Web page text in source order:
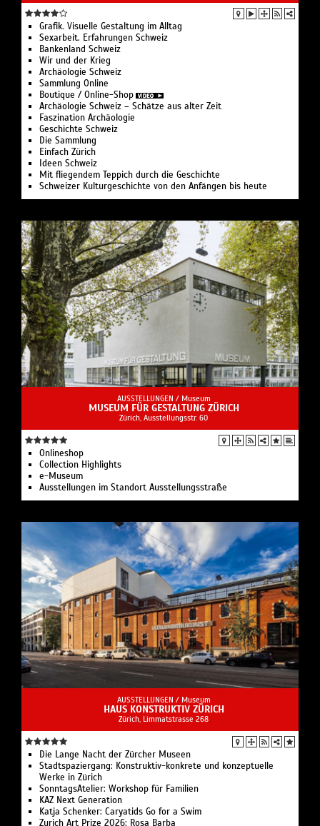
Grafik. Visuelle Gestaltung im Alltag
Sexarbeit. Erfahrungen Schweiz
Bankenland Schweiz
Wir und der Krieg
Archäologie Schweiz
Sammlung Online
Boutique / Online-Shop
Archäologie Schweiz – Schätze aus alter Zeit
Faszination Archäologie
Geschichte Schweiz
Die Sammlung
Einfach Zürich
Ideen Schweiz
Mit fliegendem Teppich durch die Geschichte
Schweizer Kulturgeschichte von den Anfängen bis heute
AUSSTELLUNGEN / Museum
MUSEUM FÜR GESTALTUNG ZÜRICH
Zürich, Ausstellungsstr. 60
Onlineshop
Collection Highlights
e-Museum
Ausstellungen im Standort Ausstellungsstraße
AUSSTELLUNGEN / Museum
HAUS KONSTRUKTIV ZÜRICH
Zürich, Limmatstrasse 268
Die Lange Nacht der Zürcher Museen
Stadtspaziergang: Konstruktiv-konkrete und konzeptuelle
Werke in Zürich
SonntagsAtelier: Workshop für Familien
KAZ Next Generation
Katja Schenker: Caryatids Go for a Swim
Zurich Art Prize 2026: Rosa Barba